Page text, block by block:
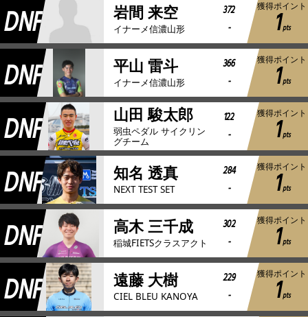
DNF 岩間 来空
イナーメ信濃山形
372
-
獲得ポイント
1pts
DNF 平山 雷斗
イナーメ信濃山形
366
-
獲得ポイント
1pts
DNF 山田 駿太郎
弱虫ペダル サイクリン
グチーム
122
-
獲得ポイント
1pts
DNF 知名 透真
NEXT TEST SET
284
-
獲得ポイント
1pts
DNF 高木 三千成
稲城FIETSクラスアクト
302
-
獲得ポイント
1pts
DNF 遠藤 大樹
CIEL BLEU KANOYA
229
-
獲得ポイント
1pts